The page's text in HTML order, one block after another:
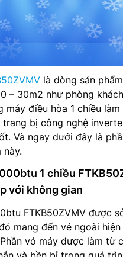
là dòng sản
– 30m2 như phòng
máy điều hòa 1 chiều
bị công nghệ
Và ngay dưới đây là
này.
1 chiều
với không gian
FTKB50ZVMV được
mang đến vẻ ngoài
vỏ máy được làm từ